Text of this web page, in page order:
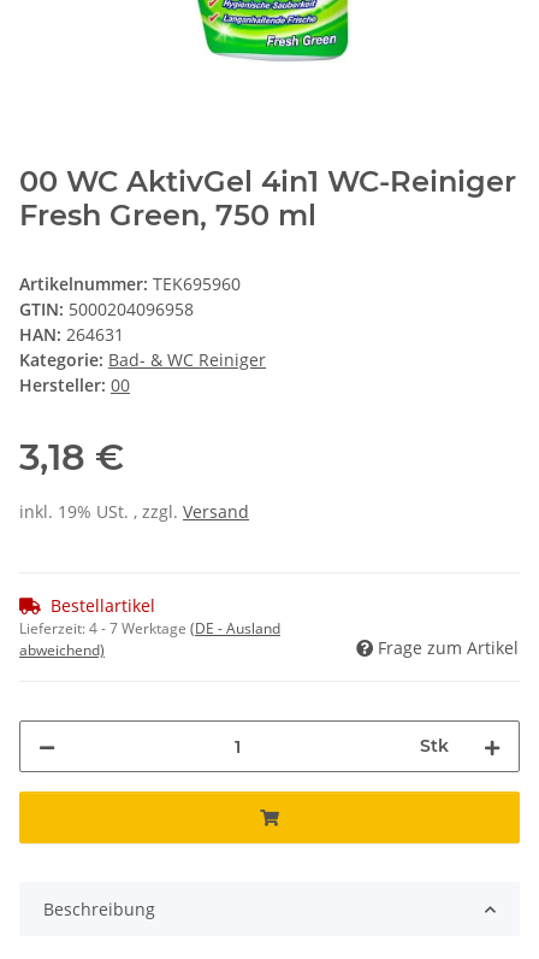
00 WC AktivGel 4in1 WC-Reiniger
Fresh Green, 750 ml
Artikelnummer: TEK695960
GTIN: 5000204096958
HAN: 264631
Kategorie: Bad- & WC Reiniger
Hersteller: 00
3,18 €
inkl. 19% USt. , zzgl. Versand
Bestellartikel
Lieferzeit:4 - 7 Werktage (DE - Ausland
abweichend)
Frage zum Artikel
Stk
Beschreibung